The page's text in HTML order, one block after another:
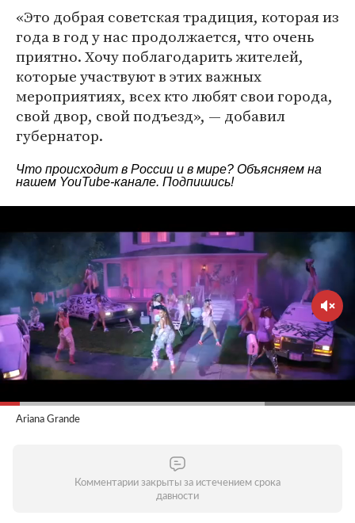
«Это добрая советская традиция, которая из
года в год у нас продолжается, что очень
приятно. Хочу поблагодарить жителей,
которые участвуют в этих важных
мероприятиях, всех кто любят свои города,
свой двор, свой подъезд», — добавил
губернатор.
Что происходит в России и в мире? Объясняем на
нашем YouTube-канале. Подпишись!
Ariana Grande
Комментарии закрыты за истечением срока
давности